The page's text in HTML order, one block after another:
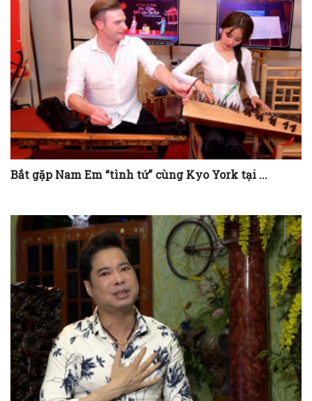
Bắt gặp Nam Em “tình tứ” cùng Kyo York tại ...